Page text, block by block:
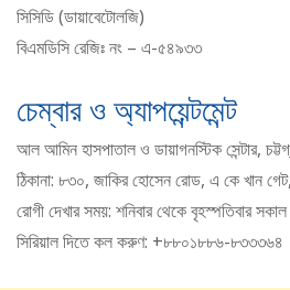
সিসিডি (ডায়াবেটোলজি)
বিএমডিসি রেজিঃ নং – এ-৫৪৯৩৩
চেম্বার ও অ্যাপয়েন্টমেন্ট
আল আমিন হাসপাতাল ও ডায়াগনস্টিক সেন্টার,
ঠিকানা: ৮৩০, জাকির হোসেন রোড, এ কে খান
রোগী দেখার সময়: শনিবার থেকে বৃহস্পতিবার
সিরিয়াল দিতে কল করুণ: +৮৮০১৮৮৬-৮৩৩৩৬৪